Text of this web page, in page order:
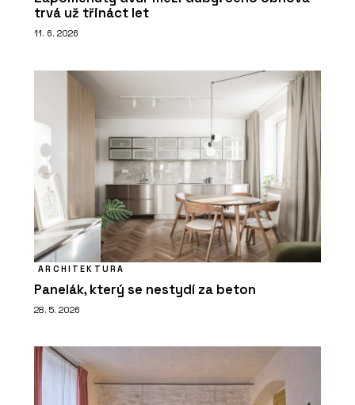
trvá už třináct let
11. 6. 2026
ARCHITEKTURA
Panelák, který se nestydí za beton
28. 5. 2026